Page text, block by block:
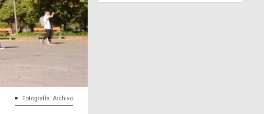
Fotografía: Archivo